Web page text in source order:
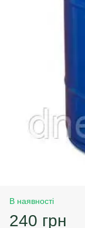
В наявності
240 грн